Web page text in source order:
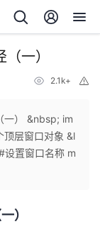
一）
2.1k+
一） &nbsp; im
层窗口对象 &l
置窗口名称 m
）